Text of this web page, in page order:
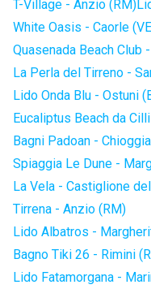
T-Village - Anzio (RM)
White Oasis - Caorle
Quasenada Beach Club
La Perla del Tirreno -
Lido Onda Blu - Ostuni
Eucaliptus Beach da
Bagni Padoan -
Spiaggia Le Dune -
La Vela - Castiglione
Tirrena - Anzio (RM)
Lido Albatros -
Bagno Tiki 26 - Rimini
Lido Fatamorgana -